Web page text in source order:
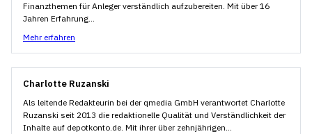
Finanzthemen für Anleger verständlich aufzubereiten. Mit über 16
Jahren Erfahrung...
Mehr erfahren
Charlotte Ruzanski
Als leitende Redakteurin bei der qmedia GmbH verantwortet Charlotte
Ruzanski seit 2013 die redaktionelle Qualität und Verständlichkeit der
Inhalte auf depotkonto.de. Mit ihrer über zehnjährigen...